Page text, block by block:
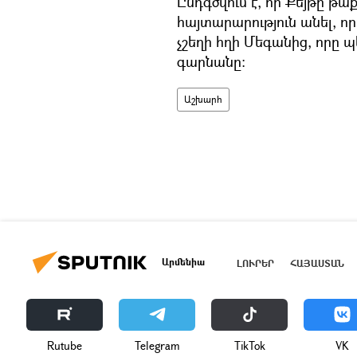
հայտարարություն անել,
չշեղի հղի Մեգանից, որը
գարնանը։
Աշխարհ
Արմենիա ԼՈՒՐԵՐ ՀԱՅԱՍՏԱՆ
Rutube Telegram ТikТоk VK